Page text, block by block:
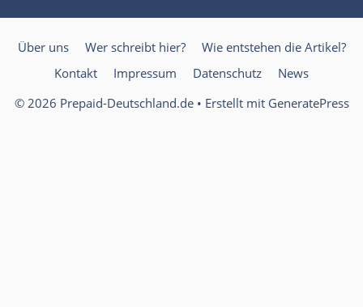
Über uns Wer schreibt hier?
Wie entstehen die Artikel?
Kontakt
Impressum Datenschutz
News
© 2026 Prepaid-Deutschland.de• Erstellt mit GeneratePress